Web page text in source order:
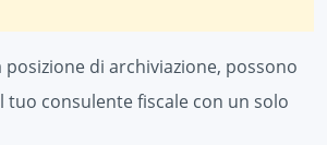
posizione di archiviazione, possono
tuo consulente fiscale con un solo